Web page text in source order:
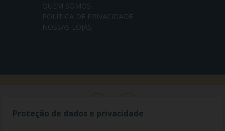
QUEM SOMOS
POLÍTICA DE PRIVACIDADE
NOSSAS LOJAS
Proteção de dados e privacidade